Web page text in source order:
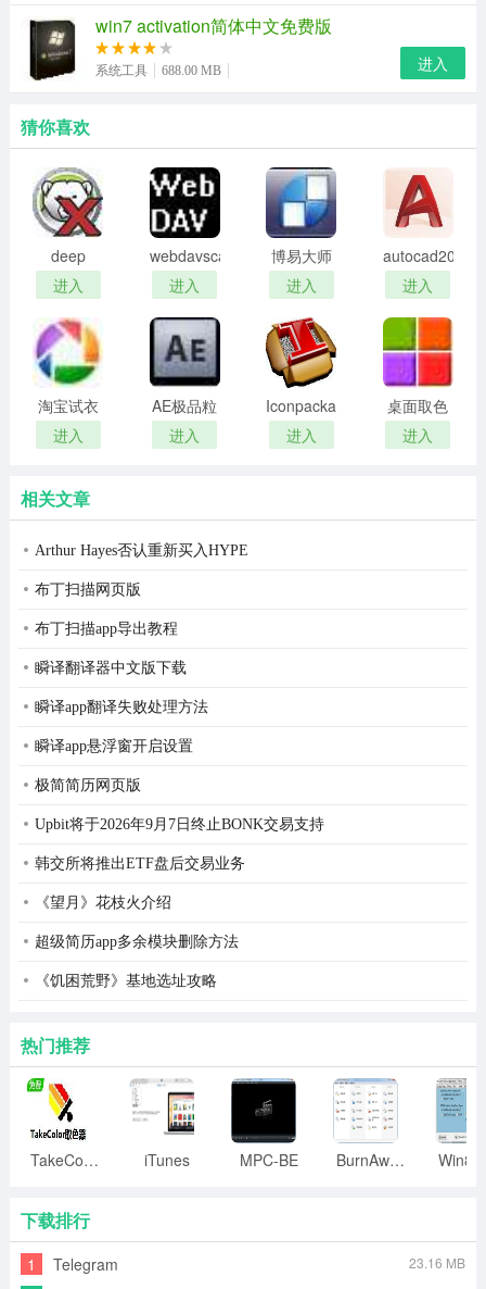
trapcode particular2.5注册码：9260-8846-3456-4404-
8269
win7 activation简体中文免费版
系统工具 688.00 MB 进入
猜你喜欢
deep
freeze
password
remover(冰
点还原密
码清除器)
进入
webdavscan
客户端
(web漏洞
扫描软件)
进入
博易大师
资管版
进入
autocad2002
迷你版
进入
淘宝试衣
服软件
进入
AE极品粒
子插件
(Trapcode
进入
Iconpackager
中文补丁
进入
桌面取色
工具
colorpix
进入
相关文章
Arthur Hayes否认重新买入HYPE
布丁扫描网页版
布丁扫描app导出教程
瞬译翻译器中文版下载
瞬译app翻译失败处理方法
瞬译app悬浮窗开启设置
极简简历网页版
Upbit将于2026年9月7日终止BONK交易支持
韩交所将推出ETF盘后交易业务
《望月》花枝火介绍
超级简历app多余模块删除方法
《饥困荒野》基地选址攻略
热门推荐
TakeColor取色器 iTunes MPC-BE BurnAware
下载排行
1 Telegram 23.16 MB